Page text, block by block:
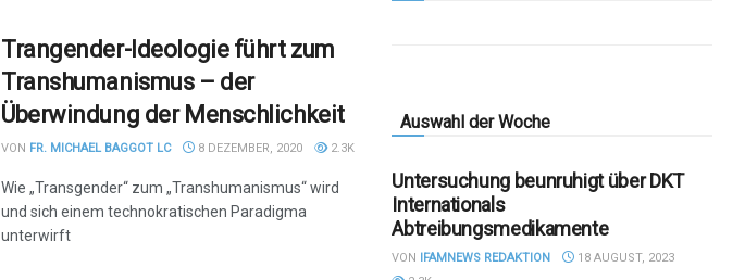
Trangender-Ideologie führt zum
Transhumanismus – der
Überwindung der Menschlichkeit
VON FR. MICHAEL BAGGOT LC 8 DEZEMBER, 2020 2.3K
Wie „Transgender“ zum „Transhumanismus“ wird
und sich einem technokratischen Paradigma
unterwirft
Auswahl der Woche
Untersuchung beunruhigt über DKT
Internationals
Abtreibungsmedikamente
VON IFAMNEWS REDAKTION
18 AUGUST, 2023